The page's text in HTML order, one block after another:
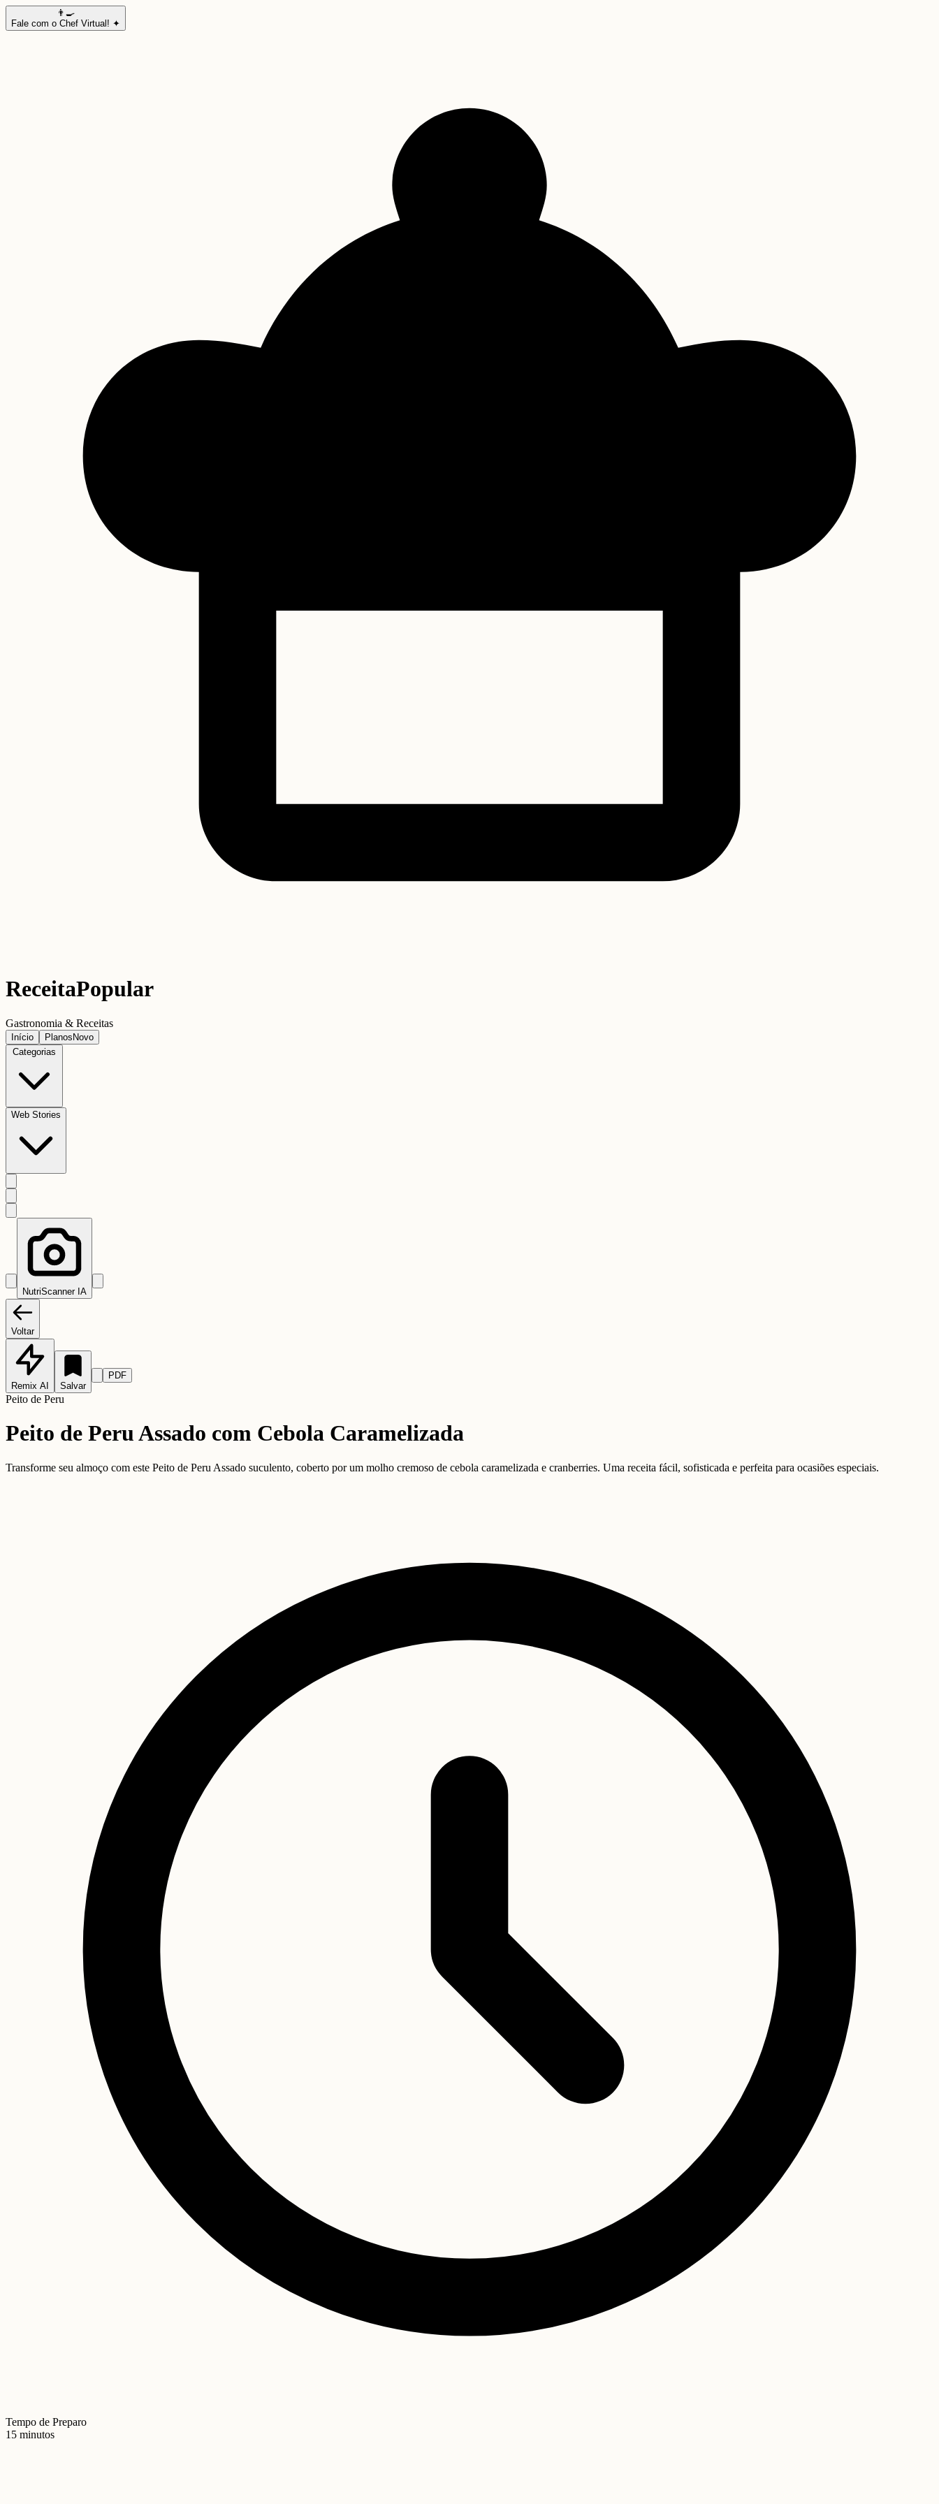
👨‍🍳
Fale com o Chef Virtual! ✦
ReceitaPopular
Gastronomia & Receitas
Início Planos Novo
Categorias
Web Stories
NutriScanner IA
Voltar
Remix AI Salvar
PDF
Peito de Peru
Peito de Peru Assado com Cebola Caramelizada
Transforme seu almoço com este Peito de Peru Assado suculento, coberto por um molho cremoso de cebola caramelizada e cranberries. Uma receita fácil, sofisticada e perfeita para ocasiões especiais.
Tempo de Preparo
15 minutos